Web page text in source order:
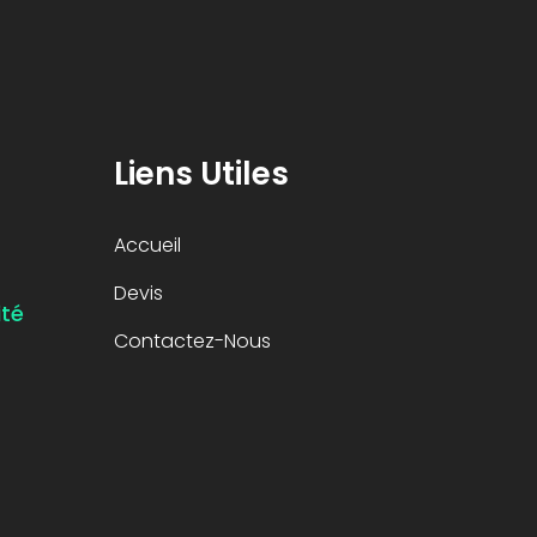
Liens Utiles
Accueil
Devis
Contactez-Nous